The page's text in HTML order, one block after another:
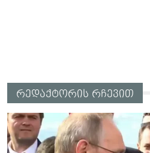
რედაქტორის რჩევით